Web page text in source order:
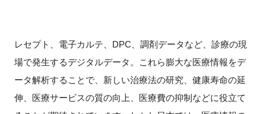
レセプト、電子カルテ、DPC、調剤データなど、診療の現
場で発生するデジタルデータ。これら膨大な医療情報をデ
ータ解析することで、新しい治療法の研究、健康寿命の延
伸、医療サービスの質の向上、医療費の抑制などに役立て